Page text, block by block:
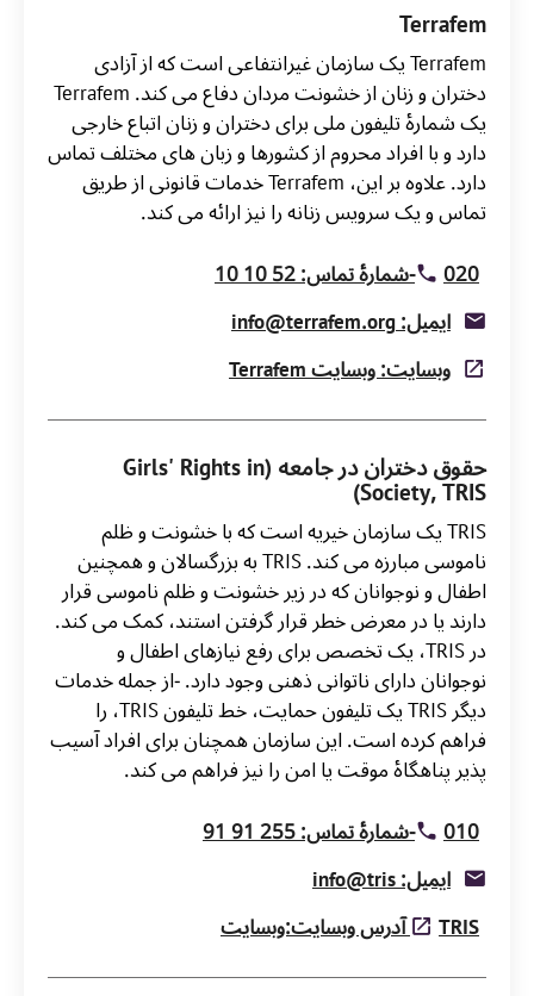
Terrafem
Terrafem یک سازمان غیرانتفاعی است که از آزادی
دختران و زنان از خشونت مردان دفاع می کند. Terrafem
یک شمارۀ تلیفون ملی برای دختران و زنان اتباع خارجی
دارد و با افراد محروم از کشورها و زبان های مختلف تماس
دارد. علاوه بر این، Terrafem خدمات قانونی از طریق
تماس و یک سرویس زنانه را نیز ارائه می کند.
020-شمارۀ تماس: 52 10 10
ایمیل: info@terrafem.org
وبسایت: وبسایت Terrafem
حقوق دختران در جامعه (Girls' Rights in
Society, TRIS)
TRIS یک سازمان خیریه است که با خشونت و ظلم
ناموسی مبارزه می کند. TRIS به بزرگسالان و همچنین
اطفال و نوجوانان که در زیر خشونت و ظلم ناموسی قرار
دارند یا در معرض خطر قرار گرفتن استند، کمک می کند.
در TRIS، یک تخصص برای رفع نیازهای اطفال و
نوجوانان دارای ناتوانی ذهنی وجود دارد. -از جمله خدمات
دیگر TRIS یک تلیفون حمایت، خط تلیفون TRIS، را
فراهم کرده است. این سازمان همچنان برای افراد آسیب
پذیر پناهگاۀ موقت یا امن را نیز فراهم می کند.
010-شمارۀ تماس: 255 91 91
ایمیل: info@tris
TRIS آدرس وبسایت:وبسایت